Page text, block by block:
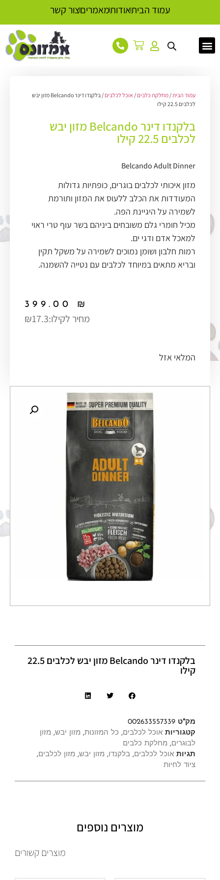
עמוד הביתאודותמאמריםצור קשר
עמוד הבית/ מחלקת כלבים / אוכל לכלבים
/ בלקנדו דינר Belcando מזון יבש
לכלבים 22.5 קילו
בלקנדו דינר Belcando מזון יבש
לכלבים 22.5 קילו
Belcando Adult Dinner
מזון איכותי לכלבים בוגרים, כופתיות גדולות
המעודדות את הכלב ללעוס את המזון ותורמת
לשמירה על היגיינת הפה.
מכיל חומרי גלם משובחים ביניהם בשר עוף טרי ראוי
למאכל אדם ודגי ים.
רמות חלבון ושומן נמוכים לשמירה על משקל תקין
ובריא מתאים במיוחד לכלבים עם נטייה להשמנה.
399.00 ₪
מחיר לקילו:₪17.3
המלאי אזל
בלקנדו דינר Belcando מזון יבש לכלבים 22.5
קילו
מק"ט 002633557339
קטגוריות אוכל לכלבים, כל המזונות, מזון יבש, מזון
לבוגרים, מחלקת כלבים
תגיות אוכל לכלבים, בלקנדו, מזון יבש, מזון לכלבים,
ציוד לחיות
מוצרים נוספים
מוצרים קשורים